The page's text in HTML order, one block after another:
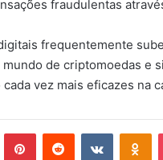
fraudulentas
frequentemente
de criptomoedas e
vez mais eficazes na
PinterestReddit VK